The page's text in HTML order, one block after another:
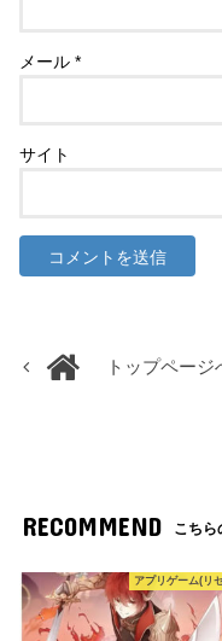
メール*
サイト
トップページ
RECOMMEND こちら
アプリゲーム(リ